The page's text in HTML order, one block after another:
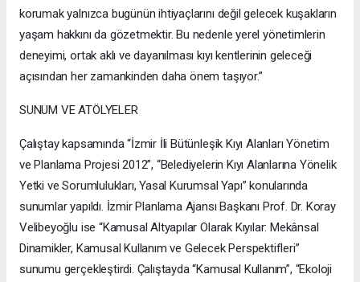
korumak yalnızca bugünün ihtiyaçlarını değil gelecek kuşakların
yaşam hakkını da gözetmektir. Bu nedenle yerel yönetimlerin
deneyimi, ortak aklı ve dayanılması kıyı kentlerinin geleceği
açısından her zamankinden daha önem taşıyor.”
SUNUM VE ATÖLYELER
Çalıştay kapsamında “İzmir İli Bütünleşik Kıyı Alanları Yönetim
ve Planlama Projesi 2012”, “Belediyelerin Kıyı Alanlarına Yönelik
Yetki ve Sorumlulukları, Yasal Kurumsal Yapı” konularında
sunumlar yapıldı. İzmir Planlama Ajansı Başkanı Prof. Dr. Koray
Velibeyoğlu ise “Kamusal Altyapılar Olarak Kıyılar: Mekânsal
Dinamikler, Kamusal Kullanım ve Gelecek Perspektifleri”
sunumu gerçekleştirdi. Çalıştayda “Kamusal Kullanım”, “Ekoloji